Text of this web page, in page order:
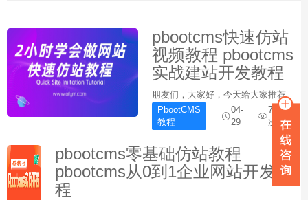
pbootcms快速仿站
视频教程 pbootcms
实战建站开发教程
朋友们，大家好，今天给大家推荐
一套快速仿站实战教程。快速学习
企业网站的开发。以下是课程结
构：实战的是一个完整的企业站，
大家可以快速学习掌握仿站，快速
实现一个企业网站的全流程开发，
主要视频目录如下：1、...
PbootCMS
教程
04-
29
7114
次
pbootcms零基础仿站教程
pbootcms从0到1企业网站开发教
程